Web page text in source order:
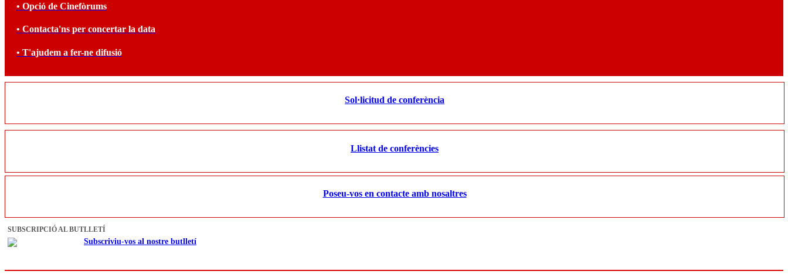
• Opció de Cinefòrums
• Contacta'ns per concertar la data
• T'ajudem a fer-ne difusió
Sol·licitud de conferència
Llistat de conferències
Poseu-vos en contacte amb nosaltres
SUBSCRIPCIÓ AL BUTLLETÍ
Subscriviu-vos al nostre butlletí